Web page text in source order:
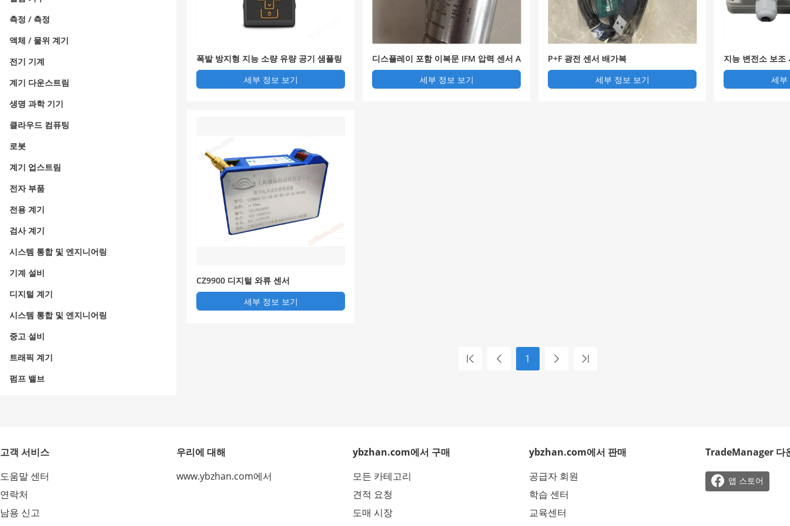
측정 / 측정
액체 / 물위 계기
전기 기계
계기 다운스트림
생명 과학 기기
클라우드 컴퓨팅
로봇
계기 업스트림
전자 부품
전용 계기
검사 계기
시스템 통합 및 엔지니어링
기계 설비
디지털 계기
시스템 통합 및 엔지니어링
중고 설비
트래픽 계기
펌프 밸브
폭발 방지형 지능 소량 유량 공기 샘플링
세부 정보 보기
디스플레이 포함 이복문 IFM 압력 센서 A
C1147
세부 정보 보기
P+F 광전 센서 배가복
세부 정보 보기
지능 변전소 보조
플랫폼
세부
CZ9900 디지털 와류 센서
세부 정보 보기
1
고객 서비스
도움말 센터
연락처
남용 신고
우리에 대해
www.ybzhan.com에서
ybzhan.com에서 구매
모든 카테고리
견적 요청
도매 시장
ybzhan.com에서 판매
공급자 회원
학습 센터
교육센터
TradeManager 다
 앱 스토어